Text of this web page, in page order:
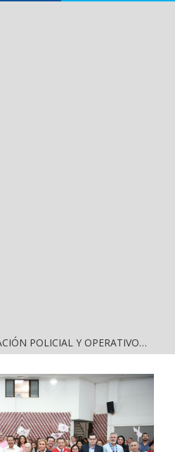
REFUERZAN DEPURACIÓN POLICIAL Y OPERATIVOS EN FRONTERAS DE NAYARIT